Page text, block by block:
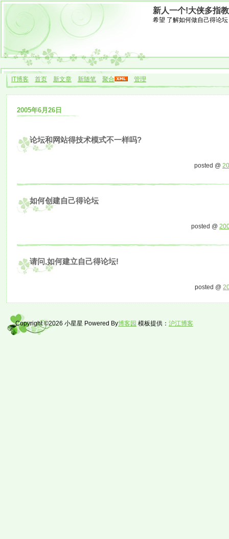
新人一个!大侠多指教
希望 了解如何做自己得论坛
IT博客 首页 新文章 新随笔 聚合 管理
2005年6月26日
论坛和网站得技术模式不一样吗?
posted @
如何创建自己得论坛
posted @
请问,如何建立自己得论坛!
posted @
Copyright ©2026 小星星 Powered By博客园 模板提供： 沪江博客